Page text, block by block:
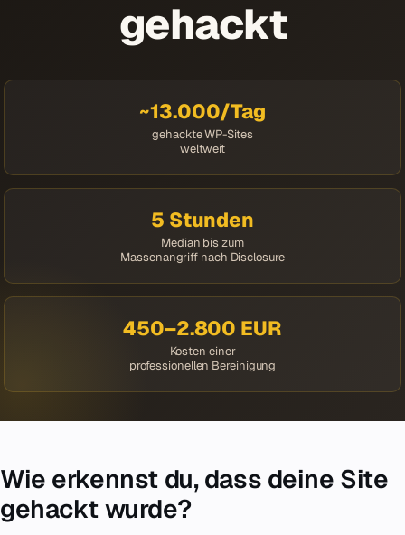
gehackt
~13.000/Tag
gehackte WP-Sites
weltweit
5 Stunden
Median bis zum
Massenangriff nach Disclosure
450–2.800 EUR
Kosten einer
professionellen Bereinigung
Wie erkennst du, dass deine Site
gehackt wurde?